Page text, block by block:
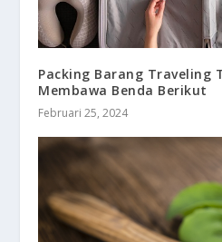
Packing Barang Traveling
Membawa Benda Berikut
Februari 25, 2024